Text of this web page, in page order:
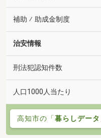
補助 ⁄ 助成金制度
治安情報
刑法犯認知件数
人口1000人当たり
高知市の「暮らしデータ